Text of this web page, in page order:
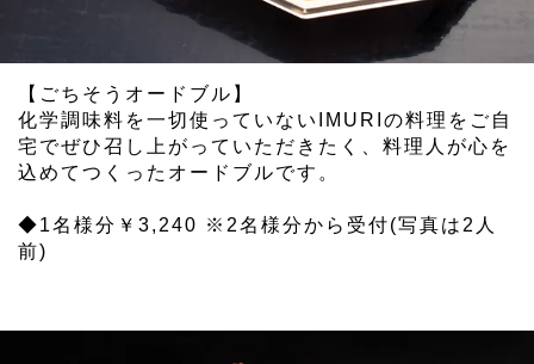
【ごちそうオードブル】
化学調味料を一切使っていないIMURIの料理をご自
宅でぜひ召し上がっていただきたく、料理人が心を
込めてつくったオードブルです。
◆1名様分￥3,240 ※2名様分から受付(写真は2人
前)